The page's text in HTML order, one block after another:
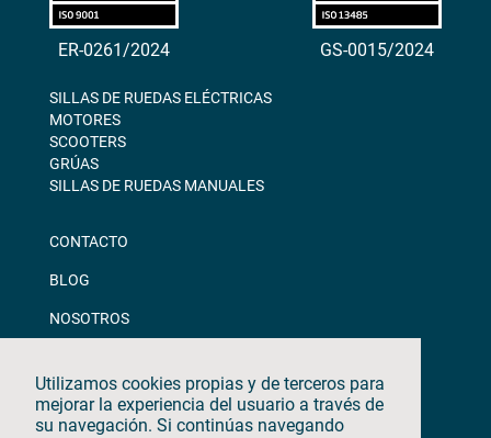
Utilizamos cookies propias y de terceros para
mejorar la experiencia del usuario a través de
su navegación. Si continúas navegando
ER-0261/2024 GS-0015/2024
SILLAS DE RUEDAS ELÉCTRICAS
MOTORES
SCOOTERS
GRÚAS
SILLAS DE RUEDAS MANUALES
CONTACTO
BLOG
NOSOTROS
CANAL ÉTICO